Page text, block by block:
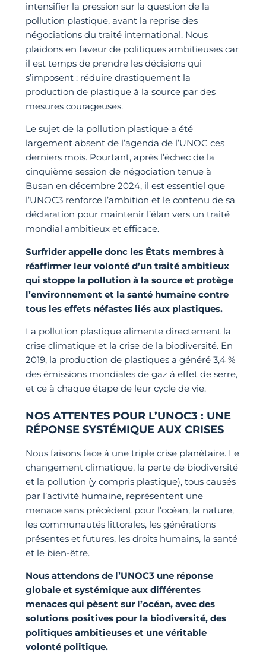
intensifier la pression sur la question de la
pollution plastique, avant la reprise des
négociations du traité international. Nous
plaidons en faveur de politiques ambitieuses car
il est temps de prendre les décisions qui
s’imposent : réduire drastiquement la
production de plastique à la source par des
mesures courageuses.
Le sujet de la pollution plastique a été
largement absent de l’agenda de l’UNOC ces
derniers mois. Pourtant, après l’échec de la
cinquième session de négociation tenue à
Busan en décembre 2024, il est essentiel que
l’UNOC3 renforce l’ambition et le contenu de sa
déclaration pour maintenir l’élan vers un traité
mondial ambitieux et efficace.
Surfrider appelle donc les États membres à
réaffirmer leur volonté d’un traité ambitieux
qui stoppe la pollution à la source et protège
l’environnement et la santé humaine contre
tous les effets néfastes liés aux plastiques.
La pollution plastique alimente directement la
crise climatique et la crise de la biodiversité. En
2019, la production de plastiques a généré 3,4 %
des émissions mondiales de gaz à effet de serre,
et ce à chaque étape de leur cycle de vie.
NOS ATTENTES POUR L’UNOC3 : UNE
RÉPONSE SYSTÉMIQUE AUX CRISES
Nous faisons face à une triple crise planétaire. Le
changement climatique, la perte de biodiversité
et la pollution (y compris plastique), tous causés
par l’activité humaine, représentent une
menace sans précédent pour l’océan, la nature,
les communautés littorales, les générations
présentes et futures, les droits humains, la santé
et le bien-être.
Nous attendons de l’UNOC3 une réponse
globale et systémique aux différentes
menaces qui pèsent sur l’océan, avec des
solutions positives pour la biodiversité, des
politiques ambitieuses et une véritable
volonté politique.